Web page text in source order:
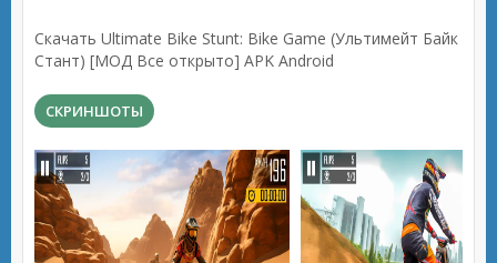
Скачать Ultimate Bike Stunt: Bike Game (Ультимейт Байк
Стант) [МОД Все открыто] APK Android
СКРИНШОТЫ